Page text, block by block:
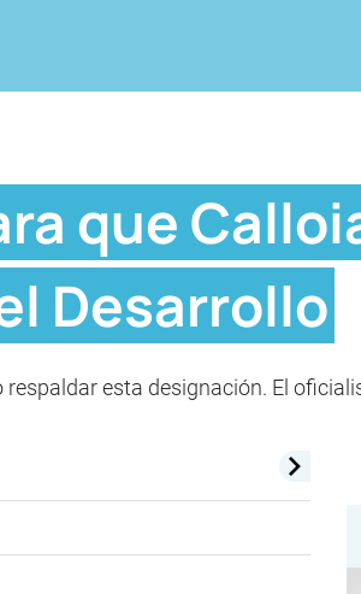
que
Desarrollo
esta designación. El